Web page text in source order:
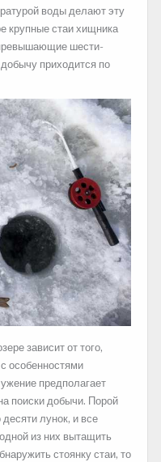
воды делают эту
крупные стаи хищника
шести-
приходится по
зависит от того,
особенностями
предполагает
поиски добычи. Порой
лунок, и все
из них вытащить
стоянку стаи, то